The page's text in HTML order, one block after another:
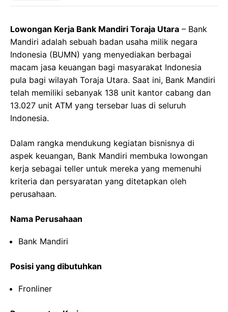
Lowongan Kerja Bank Mandiri Toraja Utara – Bank
Mandiri adalah sebuah badan usaha milik negara
Indonesia (BUMN) yang menyediakan berbagai
macam jasa keuangan bagi masyarakat Indonesia
pula bagi wilayah Toraja Utara. Saat ini, Bank Mandiri
telah memiliki sebanyak 138 unit kantor cabang dan
13.027 unit ATM yang tersebar luas di seluruh
Indonesia.
Dalam rangka mendukung kegiatan bisnisnya di
aspek keuangan, Bank Mandiri membuka lowongan
kerja sebagai teller untuk mereka yang memenuhi
kriteria dan persyaratan yang ditetapkan oleh
perusahaan.
Nama Perusahaan
Bank Mandiri
Posisi yang dibutuhkan
Fronliner